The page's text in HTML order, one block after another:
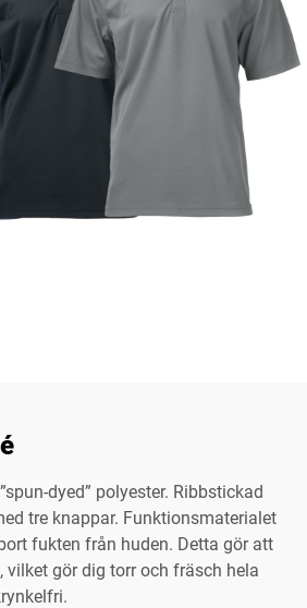
dyed” polyester. Ribbstickad
tre knappar. Funktionsmaterialet
fukten från huden. Detta gör att
vilket gör dig torr och fräsch hela